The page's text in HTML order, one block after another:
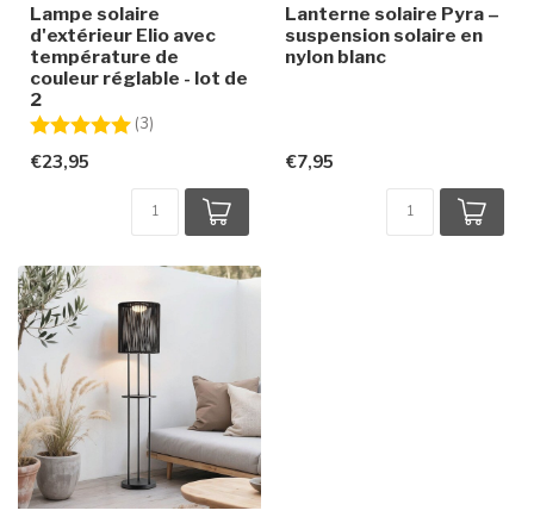
Lampe solaire
d'extérieur Elio avec
température de
couleur réglable - lot de
2
Note:
(3)
€23,95
Lanterne solaire Pyra –
suspension solaire en
nylon blanc
€7,95